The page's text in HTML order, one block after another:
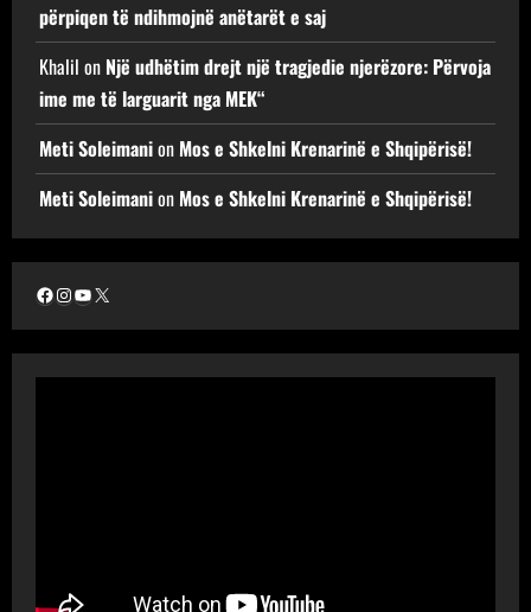
përpiqen të ndihmojnë anëtarët e saj
Khalil on Një udhëtim drejt një tragjedie njerëzore: Përvoja
ime me të larguarit nga MEK“
Meti Soleimanion Mos e Shkelni Krenarinë e Shqipërisë!
Meti Soleimanion Mos e Shkelni Krenarinë e Shqipërisë!
Facebook
Instagram
YouTube
X